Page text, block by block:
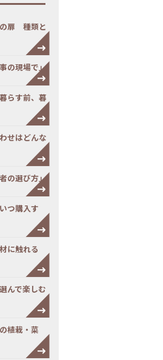
扉 種類と
の現場で」
らす前、暮
せはどんな
の選び方」
つ購入す
に触れる
んで楽しむ
植栽・菜